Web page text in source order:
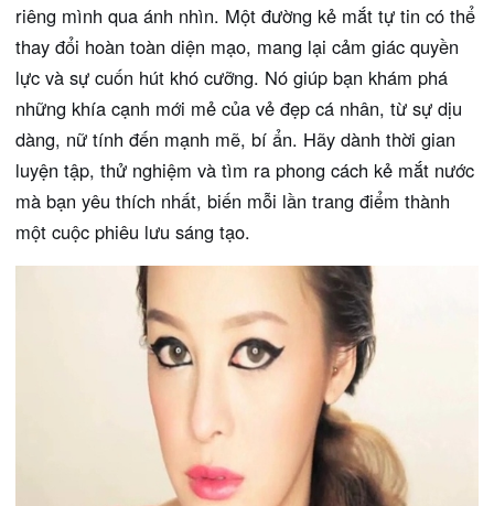
riêng mình qua ánh nhìn. Một đường kẻ mắt tự tin có thể
thay đổi hoàn toàn diện mạo, mang lại cảm giác quyền
lực và sự cuốn hút khó cưỡng. Nó giúp bạn khám phá
những khía cạnh mới mẻ của vẻ đẹp cá nhân, từ sự dịu
dàng, nữ tính đến mạnh mẽ, bí ẩn. Hãy dành thời gian
luyện tập, thử nghiệm và tìm ra phong cách kẻ mắt nước
mà bạn yêu thích nhất, biến mỗi lần trang điểm thành
một cuộc phiêu lưu sáng tạo.